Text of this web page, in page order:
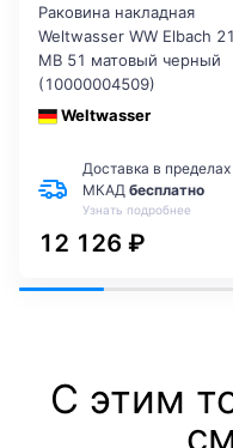
Раковина накладная
Weltwasser WW Elbach
MB 51 матовый черный
(10000004509)
Weltwasser
Доставка в пределах
МКАД бесплатно
Узнать подробнее
12 126 ₽
С этим